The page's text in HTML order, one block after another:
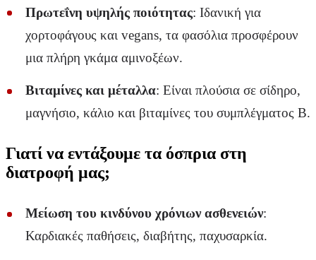
Πρωτεΐνη υψηλής ποιότητας: Ιδανική για
χορτοφάγους και vegans, τα φασόλια προσφέρουν
μια πλήρη γκάμα αμινοξέων.
Βιταμίνες και μέταλλα: Είναι πλούσια σε σίδηρο,
μαγνήσιο, κάλιο και βιταμίνες του συμπλέγματος Β.
Γιατί να εντάξουμε τα όσπρια στη
διατροφή μας;
Μείωση του κινδύνου χρόνιων ασθενειών:
Καρδιακές παθήσεις, διαβήτης, παχυσαρκία.